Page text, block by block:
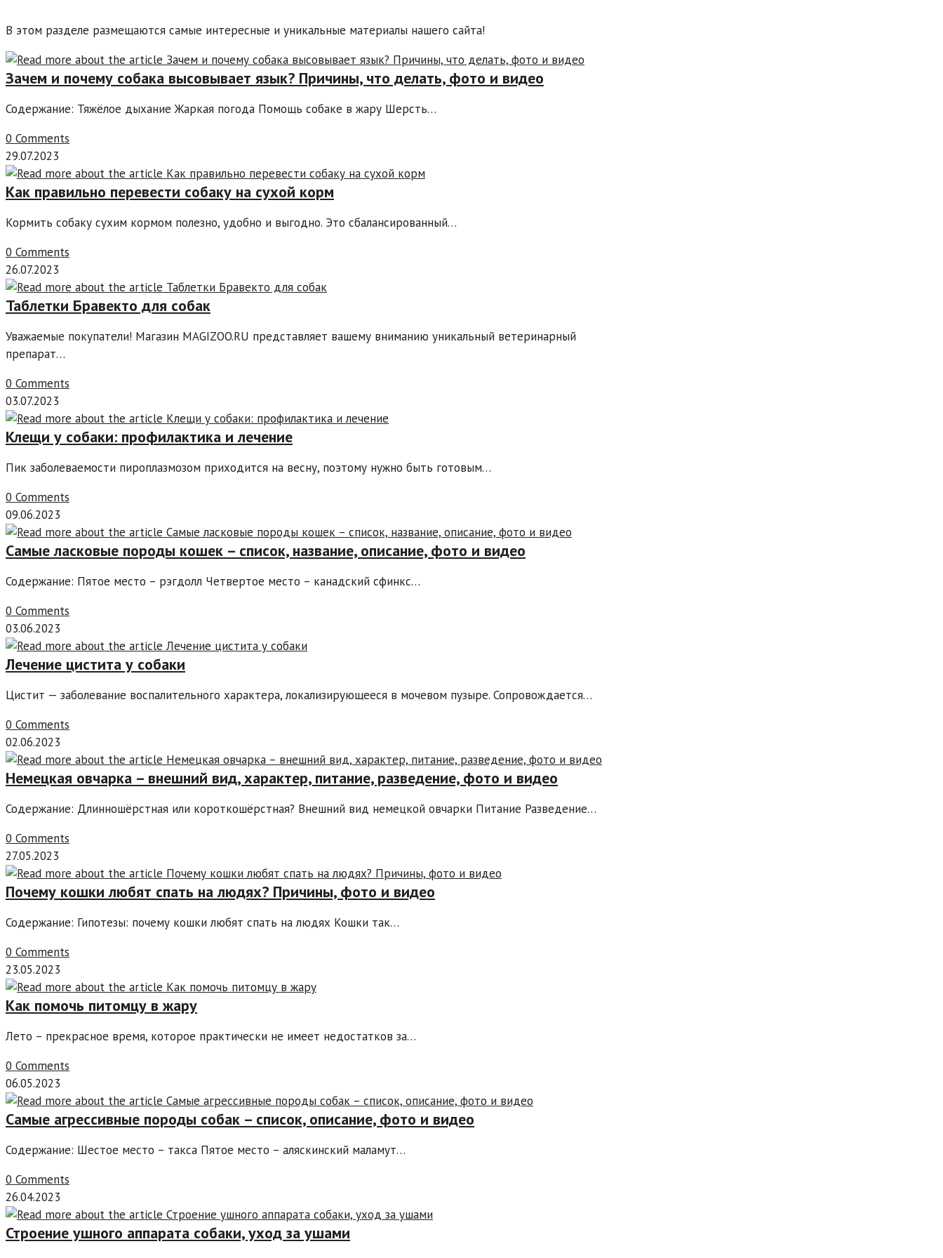
В этом разделе размещаются самые интересные и уникальные материалы нашего сайта!
Зачем и почему собака высовывает язык? Причины, что делать, фото и видео
Содержание: Тяжёлое дыхание Жаркая погода Помощь собаке в жару Шерсть…
0 Comments
29.07.2023
Как правильно перевести собаку на сухой корм
Кормить собаку сухим кормом полезно, удобно и выгодно. Это сбалансированный…
0 Comments
26.07.2023
Таблетки Бравекто для собак
Уважаемые покупатели! Магазин MAGIZOO.RU представляет вашему вниманию уникальный ветеринарный
препарат…
0 Comments
03.07.2023
Клещи у собаки: профилактика и лечение
Пик заболеваемости пироплазмозом приходится на весну, поэтому нужно быть готовым…
0 Comments
09.06.2023
Самые ласковые породы кошек – список, название, описание, фото и видео
Содержание: Пятое место – рэгдолл Четвертое место – канадский сфинкс…
0 Comments
03.06.2023
Лечение цистита у собаки
Цистит — заболевание воспалительного характера, локализирующееся в мочевом пузыре. Сопровождается…
0 Comments
02.06.2023
Немецкая овчарка – внешний вид, характер, питание, разведение, фото и видео
Содержание: Длинношёрстная или короткошёрстная? Внешний вид немецкой овчарки Питание Разведение…
0 Comments
27.05.2023
Почему кошки любят спать на людях? Причины, фото и видео
Содержание: Гипотезы: почему кошки любят спать на людях Кошки так…
0 Comments
23.05.2023
Как помочь питомцу в жару
Лето – прекрасное время, которое практически не имеет недостатков за…
0 Comments
06.05.2023
Самые агрессивные породы собак – список, описание, фото и видео
Содержание: Шестое место – такса Пятое место – аляскинский маламут…
0 Comments
26.04.2023
Строение ушного аппарата собаки, уход за ушами